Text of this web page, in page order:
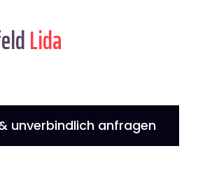
Lida
unverbindlich anfragen